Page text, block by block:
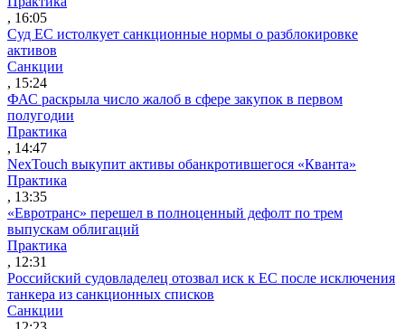
, 16:05
Суд ЕС истолкует санкционные нормы о разблокировке
активов
Санкции
, 15:24
ФАС раскрыла число жалоб в сфере закупок в первом
полугодии
Практика
, 14:47
NexTouch выкупит активы обанкротившегося «Кванта»
Практика
, 13:35
«Евротранс» перешел в полноценный дефолт по трем
выпускам облигаций
Практика
, 12:31
Российский судовладелец отозвал иск к ЕС после исключения
танкера из санкционных списков
Санкции